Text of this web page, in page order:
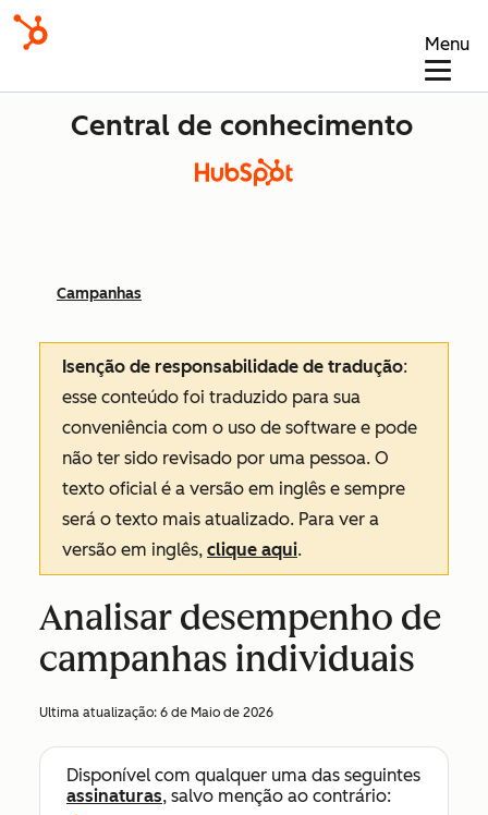
Menu
Central de conhecimento
Campanhas
Isenção de responsabilidade de tradução:
esse conteúdo foi traduzido para sua
conveniência com o uso de software e pode
não ter sido revisado por uma pessoa. O
texto oficial é a versão em inglês e sempre
será o texto mais atualizado. Para ver a
versão em inglês, clique aqui.
Analisar desempenho de
campanhas individuais
Ultima atualização: 6 de Maio de 2026
Disponível com qualquer uma das seguintes
assinaturas, salvo menção ao contrário: